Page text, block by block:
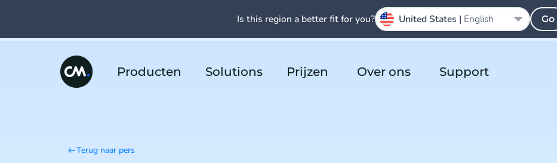
Producten Solutions Prijzen Over ons Support
Terug naar pers
Is this region a better fit for you? United States | English Go